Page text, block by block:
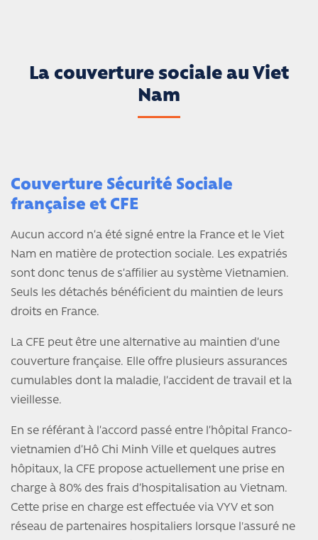
La couverture sociale au Viet
Nam
Couverture Sécurité Sociale
française et CFE
Aucun accord n’a été signé entre la France et le Viet
Nam en matière de protection sociale. Les expatriés
sont donc tenus de s’affilier au système Vietnamien.
Seuls les détachés bénéficient du maintien de leurs
droits en France.
La CFE peut être une alternative au maintien d’une
couverture française. Elle offre plusieurs assurances
cumulables dont la maladie, l’accident de travail et la
vieillesse.
En se référant à l’accord passé entre l’hôpital Franco-
vietnamien d’Hô Chi Minh Ville et quelques autres
hôpitaux, la CFE propose actuellement une prise en
charge à 80% des frais d’hospitalisation au Vietnam.
Cette prise en charge est effectuée via VYV et son
réseau de partenaires hospitaliers lorsque l'assuré ne